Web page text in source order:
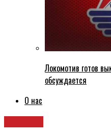
Локомотив готов
обсуждается
О нас